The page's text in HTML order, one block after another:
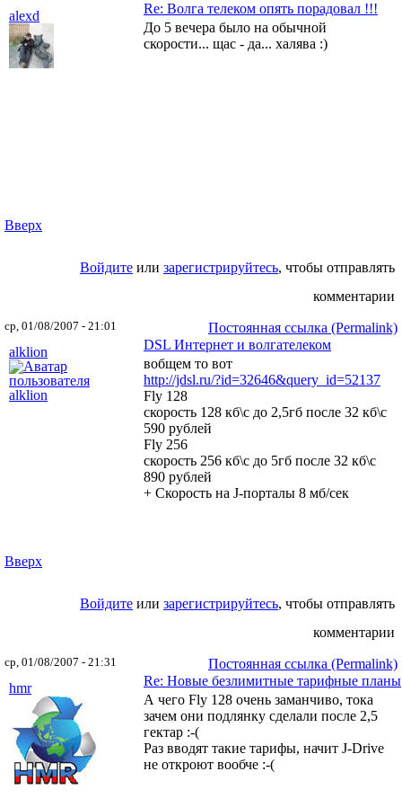
alexd
Re: Волга телеком опять порадовал !!!
До 5 вечера было на обычной
скорости... щас - да... халява :)
Вверх
Войдите или зарегистрируйтесь, чтобы отправлять
комментарии
ср, 01/08/2007 - 21:01
Постоянная ссылка (Permalink)
alklion
DSL Интернет и волгателеком
вобщем то вот
http://jdsl.ru/?id=32646&query_id=52137
Fly 128
скорость 128 кб\с до 2,5гб после 32 кб\с
590 рублей
Fly 256
скорость 256 кб\с до 5гб после 32 кб\с
890 рублей
+ Скорость на J-порталы 8 мб/сек
Вверх
Войдите или зарегистрируйтесь, чтобы отправлять
комментарии
ср, 01/08/2007 - 21:31
Постоянная ссылка (Permalink)
hmr
Re: Новые безлимитные тарифные планы
А чего Fly 128 очень заманчиво, тока
зачем они подлянку сделали после 2,5
гектар :-(
Раз вводят такие тарифы, начит J-Drive
не откроют вообче :-(